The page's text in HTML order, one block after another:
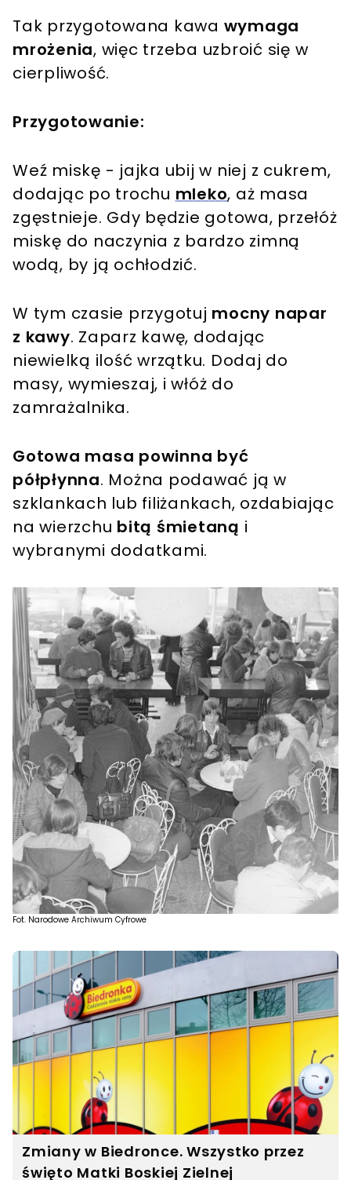
Tak przygotowana kawa wymaga
mrożenia, więc trzeba uzbroić się w
cierpliwość.
Przygotowanie:
Weź miskę - jajka ubij w niej z cukrem,
dodając po trochu mleko, aż masa
zgęstnieje. Gdy będzie gotowa, przełóż
miskę do naczynia z bardzo zimną
wodą, by ją ochłodzić.
W tym czasie przygotuj mocny napar
z kawy. Zaparz kawę, dodając
niewielką ilość wrzątku. Dodaj do
masy, wymieszaj, i włóż do
zamrażalnika.
Gotowa masa powinna być
półpłynna. Można podawać ją w
szklankach lub filiżankach, ozdabiając
na wierzchu bitą śmietaną i
wybranymi dodatkami.
Fot. Narodowe Archiwum Cyfrowe
Zmiany w Biedronce. Wszystko przez
święto Matki Boskiej Zielnej